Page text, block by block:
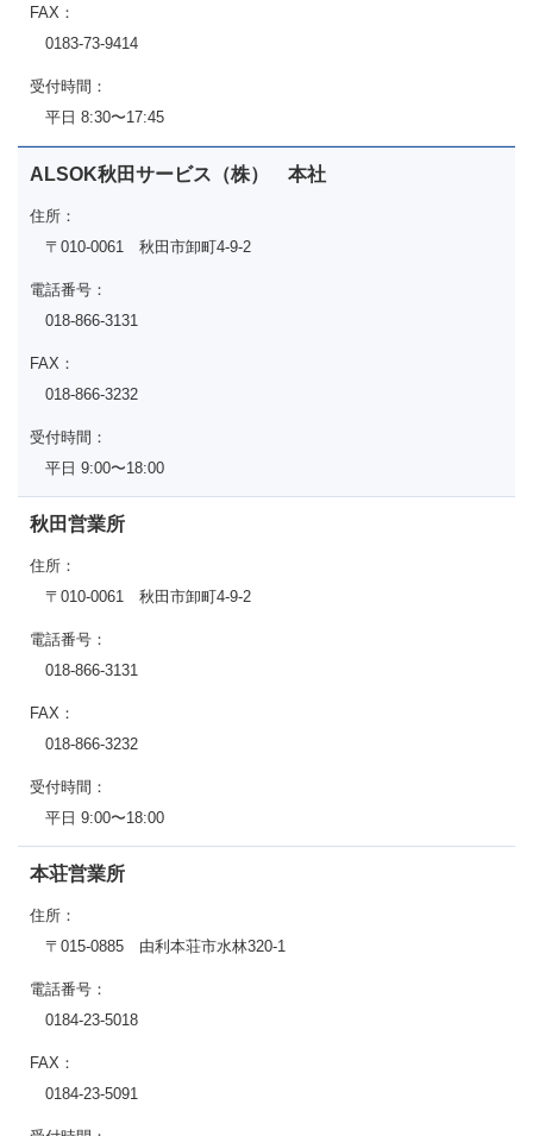
FAX：
0183-73-9414
受付時間：
平日 8:30〜17:45
ALSOK秋田サービス（株） 本社
住所：
〒010-0061 秋田市卸町4-9-2
電話番号：
018-866-3131
FAX：
018-866-3232
受付時間：
平日 9:00〜18:00
秋田営業所
住所：
〒010-0061 秋田市卸町4-9-2
電話番号：
018-866-3131
FAX：
018-866-3232
受付時間：
平日 9:00〜18:00
本荘営業所
住所：
〒015-0885 由利本荘市水林320-1
電話番号：
0184-23-5018
FAX：
0184-23-5091